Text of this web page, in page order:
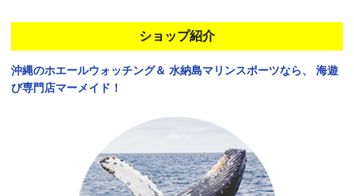
ショップ紹介
沖縄のホエールウォッチング＆ 水納島マリンスポーツなら、
海遊
び専門店マーメイド！